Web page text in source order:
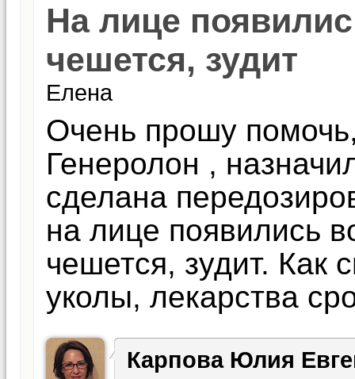
На лице
чешется, зудит
Елена
Очень прошу
Генеролон ,
сделана
на лице появились
чешется, зудит. Как
уколы, лекарства
Карпова Юлия